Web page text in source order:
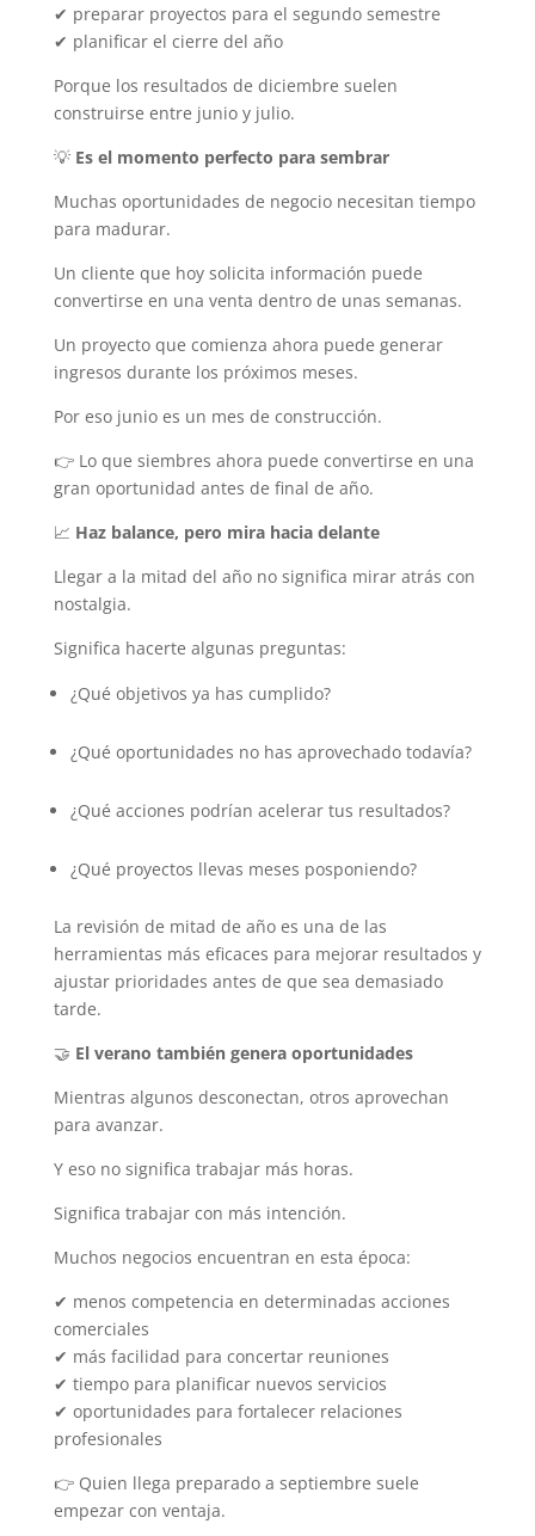
✔ preparar proyectos para el segundo semestre
✔ planificar el cierre del año
Porque los resultados de diciembre suelen
construirse entre junio y julio.
💡Es el momento perfecto para sembrar
Muchas oportunidades de negocio necesitan tiempo
para madurar.
Un cliente que hoy solicita información puede
convertirse en una venta dentro de unas semanas.
Un proyecto que comienza ahora puede generar
ingresos durante los próximos meses.
Por eso junio es un mes de construcción.
👉 Lo que siembres ahora puede convertirse en una
gran oportunidad antes de final de año.
📈 Haz balance, pero mira hacia delante
Llegar a la mitad del año no significa mirar atrás con
nostalgia.
Significa hacerte algunas preguntas:
¿Qué objetivos ya has cumplido?
¿Qué oportunidades no has aprovechado todavía?
¿Qué acciones podrían acelerar tus resultados?
¿Qué proyectos llevas meses posponiendo?
La revisión de mitad de año es una de las
herramientas más eficaces para mejorar resultados y
ajustar prioridades antes de que sea demasiado
tarde.
🤝 El verano también genera oportunidades
Mientras algunos desconectan, otros aprovechan
para avanzar.
Y eso no significa trabajar más horas.
Significa trabajar con más intención.
Muchos negocios encuentran en esta época:
✔ menos competencia en determinadas acciones
comerciales
✔ más facilidad para concertar reuniones
✔ tiempo para planificar nuevos servicios
✔ oportunidades para fortalecer relaciones
profesionales
👉 Quien llega preparado a septiembre suele
empezar con ventaja.